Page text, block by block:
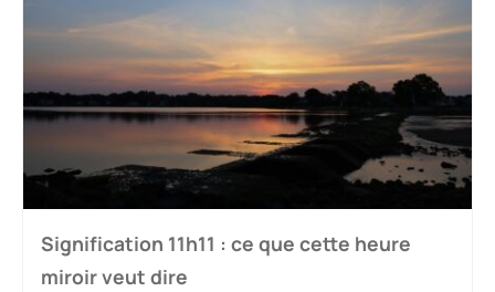
Signification 11h11 : ce que cette heure
miroir veut dire